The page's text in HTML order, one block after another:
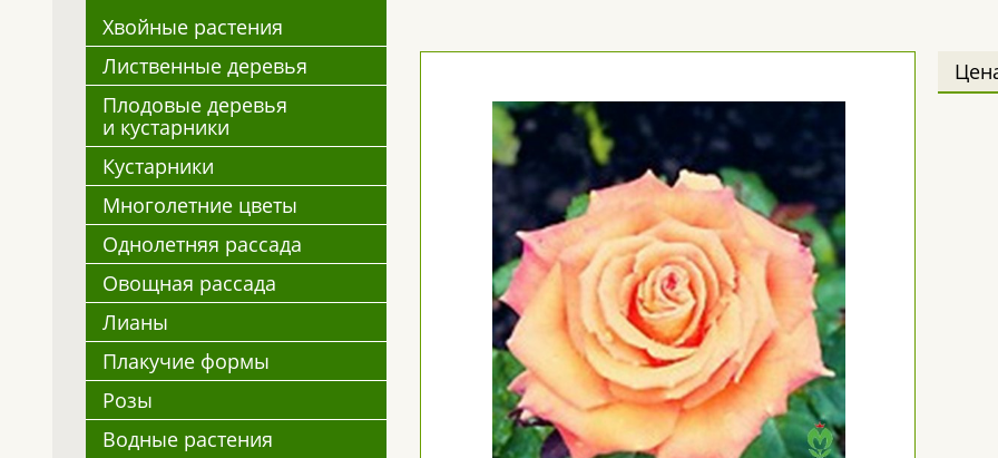
Хвойные растения
Лиственные деревья
Плодовые деревья
и кустарники
Кустарники
Многолетние цветы
Однолетняя рассада
Овощная рассада
Лианы
Плакучие формы
Розы
Водные растения